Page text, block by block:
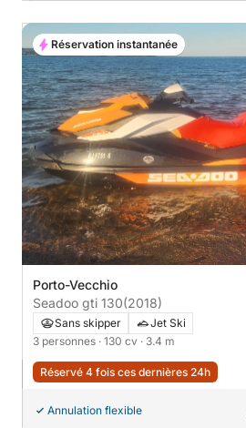
Porto-Vecchio
Seadoo gti 130(2018)
Sans skipper
Jet Ski
3 personnes · 130 cv · 3.4 m
Réservé 4 fois ces dernières 24h
Annulation flexible
Réservation instantanée